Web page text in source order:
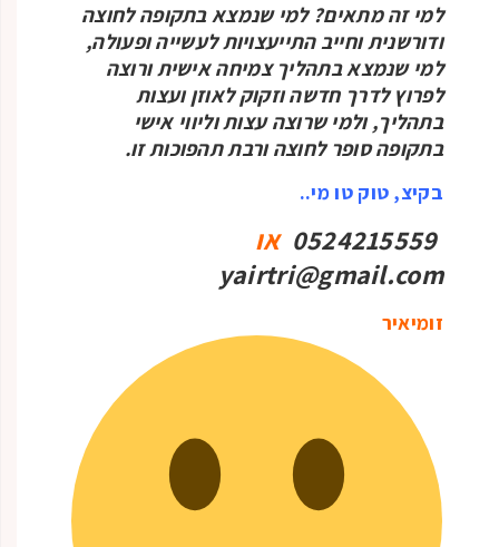
למי זה מתאים? למי שנמצא בתקופה לחוצה
ודורשנית וחייב התייעצויות לעשייה ופעולה,
למי שנמצא בתהליך צמיחה אישית ורוצה
לפרוץ לדרך חדשה וזקוק לאוזן ועצות
בתהליך, ולמי שרוצה עצות וליווי אישי
בתקופה סופר לחוצה ורבת תהפוכות זו.
בקיצ, טוק טו מי..
0524215559
או
yairtri@gmail.com
זומיאיר